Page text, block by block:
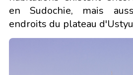
en Sudochie, mais
endroits du plateau